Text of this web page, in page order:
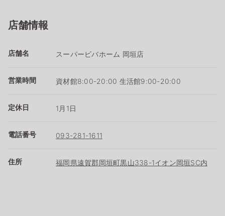
店舗情報
店舗名 スーパービバホーム 岡垣店
営業時間 資材館8:00-20:00 生活館9:00-20:00
定休日 1月1日
電話番号 093-281-1611
住所 福岡県遠賀郡岡垣町黒山338-1イオン岡垣SC内